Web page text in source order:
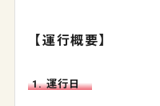
【運行概要】
1. 運行日